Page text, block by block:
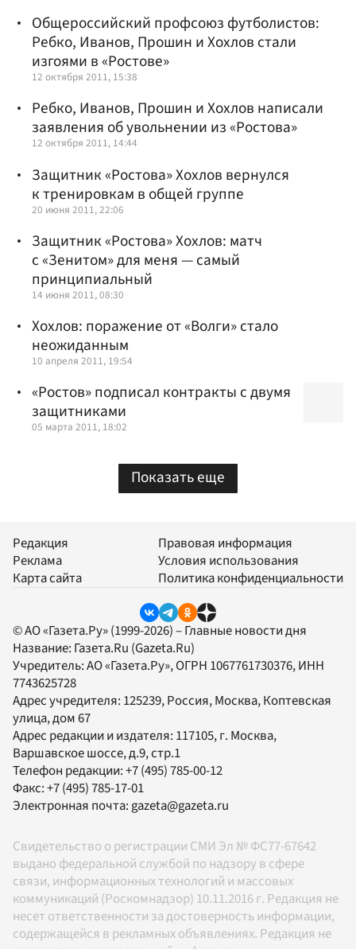
Общероссийский профсоюз футболистов:
Ребко, Иванов, Прошин и Хохлов стали
изгоями в «Ростове»
12 октября 2011, 15:38
Ребко, Иванов, Прошин и Хохлов написали
заявления об увольнении из «Ростова»
12 октября 2011, 14:44
Защитник «Ростова» Хохлов вернулся
к тренировкам в общей группе
20 июня 2011, 22:06
Защитник «Ростова» Хохлов: матч
с «Зенитом» для меня — самый
принципиальный
14 июня 2011, 08:30
Хохлов: поражение от «Волги» стало
неожиданным
10 апреля 2011, 19:54
«Ростов» подписал контракты с двумя
защитниками
05 марта 2011, 18:02
Показать еще
Редакция
Реклама
Карта сайта
Правовая информация
Условия использования
Политика конфиденциальности
© АО «Газета.Ру» (1999-2026) – Главные новости дня
Название: Газета.Ru (Gazeta.Ru)
Учредитель:АО «Газета.Ру», ОГРН 1067761730376, ИНН
7743625728
Адрес учредителя: 125239, Россия, Москва, Коптевская
улица, дом 67
Адрес редакции и издателя: 117105, г. Москва,
Варшавское шоссе, д.9, стр.1
Телефон редакции:+7 (495) 785-00-12
Факс:+7 (495) 785-17-01
Электронная почта:gazeta@gazeta.ru
Свидетельство о регистрации СМИ Эл № ФС77-67642
выдано федеральной службой по надзору в сфере
связи, информационных технологий и массовых
коммуникаций (Роскомнадзор) 10.11.2016 г. Редакция не
несет ответственности за достоверность информации,
содержащейся в рекламных объявлениях. Редакция не